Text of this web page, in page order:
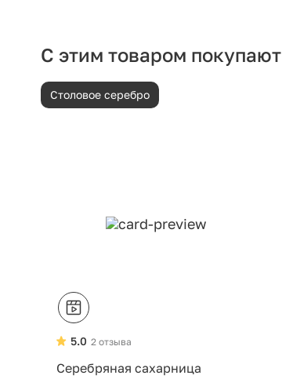
С этим товаром покупают
Столовое серебро
2 отзыва
5.0
Серебряная сахарница